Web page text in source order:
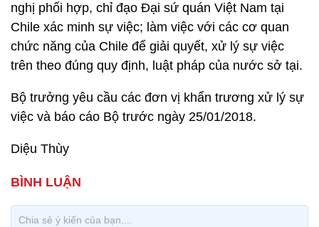
nghị phối hợp, chỉ đạo Đại sứ quán Việt Nam tại
Chile xác minh sự việc; làm việc với các cơ quan
chức năng của Chile để giải quyết, xử lý sự việc
trên theo đúng quy định, luật pháp của nước sở tại.
Bộ trưởng yêu cầu các đơn vị khẩn trương xử lý sự
việc và báo cáo Bộ trước ngày 25/01/2018.
Diệu Thùy